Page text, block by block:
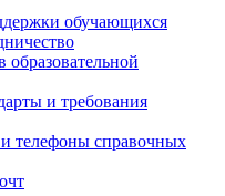
обучающихся
и требования
телефоны справочных